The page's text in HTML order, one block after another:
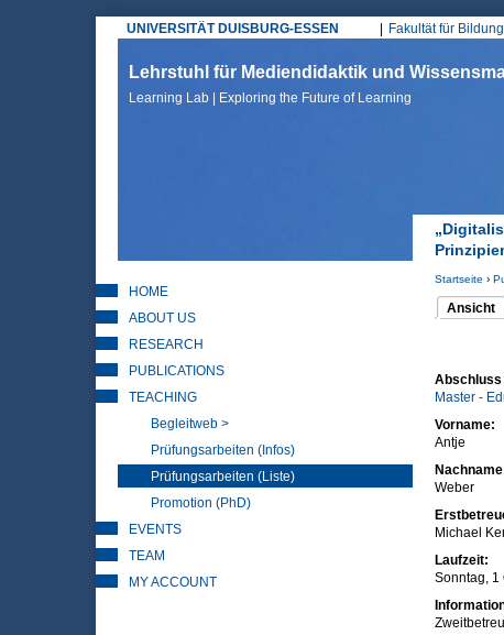
UNIVERSITÄT DUISBURG-ESSEN
Hauptmenü
Fakultät für
Lehrstuhl für Mediendidaktik und
Learning Lab | Exploring the Future of Learning
Sie sind
Startseite ›
Ansicht
(aktiver
Abschluss
Master -
Vorname:
Antje
Weber
Michael
Laufzeit:
Sonntag, 1
HOME
ABOUT US
RESEARCH
PUBLICATIONS
TEACHING
Begleitweb >
Prüfungsarbeiten (Infos)
Prüfungsarbeiten (Liste)
Promotion (PhD)
EVENTS
TEAM
MY ACCOUNT